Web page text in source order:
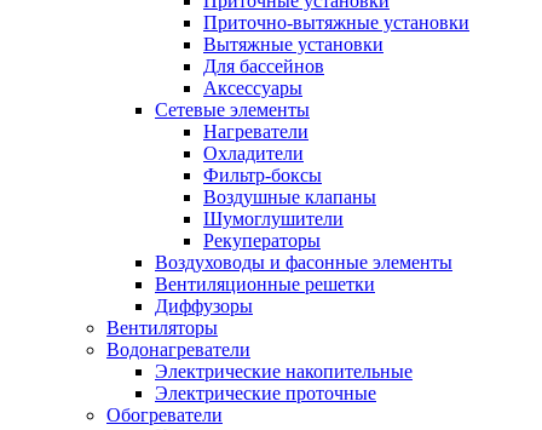
Приточно-вытяжные установки
Вытяжные установки
Для бассейнов
Аксессуары
Сетевые элементы
Нагреватели
Охладители
Фильтр-боксы
Воздушные клапаны
Шумоглушители
Рекуператоры
Воздуховоды и фасонные элементы
Вентиляционные решетки
Диффузоры
Вентиляторы
Водонагреватели
Электрические накопительные
Электрические проточные
Обогреватели